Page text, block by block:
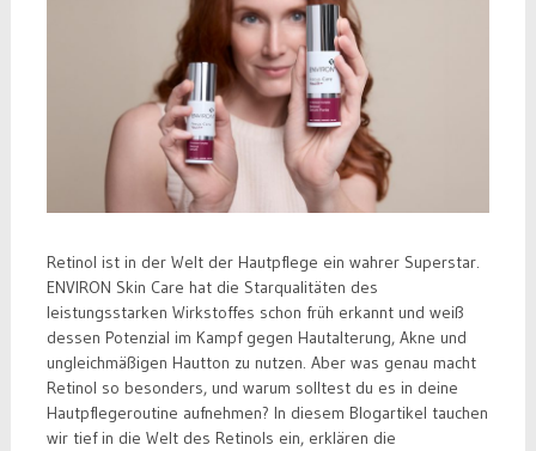
Retinol ist in der Welt der Hautpflege ein wahrer Superstar.
ENVIRON Skin Care hat die Starqualitäten des
leistungsstarken Wirkstoffes schon früh erkannt und weiß
dessen Potenzial im Kampf gegen Hautalterung, Akne und
ungleichmäßigen Hautton zu nutzen. Aber was genau macht
Retinol so besonders, und warum solltest du es in deine
Hautpflegeroutine aufnehmen? In diesem Blogartikel tauchen
wir tief in die Welt des Retinols ein, erklären die